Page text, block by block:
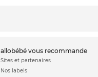
allobébé vous recommande
Sites et partenaires
Nos labels